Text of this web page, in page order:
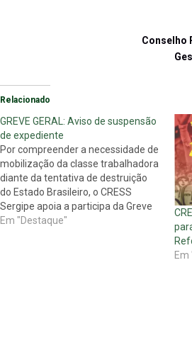
Conselho
Relacionado
GREVE GERAL: Aviso de suspensão
de expediente
Por compreender a necessidade de
mobilização da classe trabalhadora
diante da tentativa de destruição
do Estado Brasileiro, o CRESS
Sergipe apoia a participa da Greve
Geral desta terça-feira (05/12)
Em "Destaque"